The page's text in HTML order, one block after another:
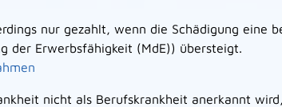
nur gezahlt, wenn die Schädigung eine
der Erwerbsfähigkeit (MdE)) übersteigt.
nicht als Berufskrankheit anerkannt